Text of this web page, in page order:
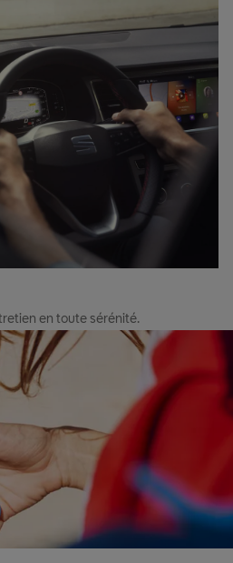
en toute sérénité.